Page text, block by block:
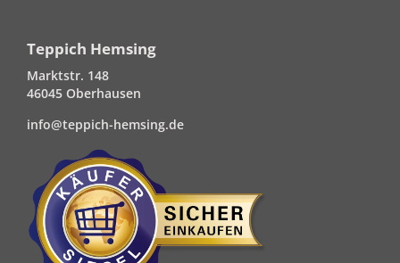
Teppich Hemsing
Marktstr. 148
46045 Oberhausen
info@teppich-hemsing.de